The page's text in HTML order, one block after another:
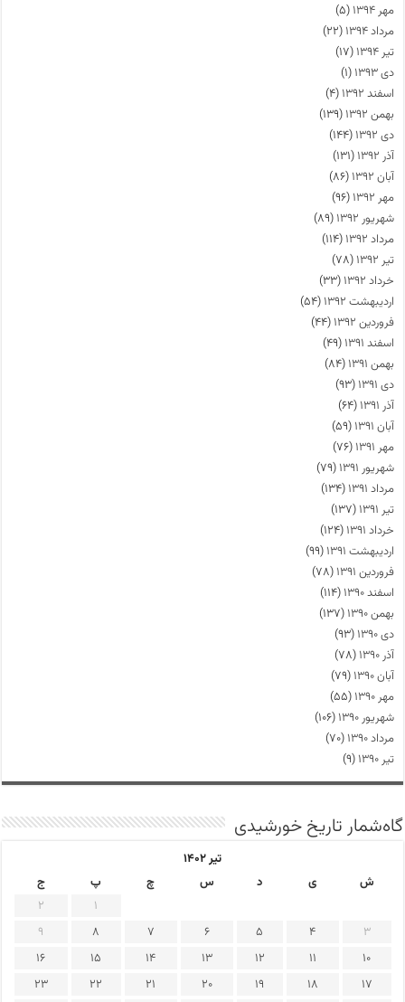
مهر ۱۳۹۴
(۵)
مرداد ۱۳۹۴
(۲۲)
تیر ۱۳۹۴
(۱۷)
دی ۱۳۹۳
(۱)
اسفند ۱۳۹۲
(۴)
بهمن ۱۳۹۲
(۱۳۹)
دی ۱۳۹۲
(۱۴۴)
آذر ۱۳۹۲
(۱۳۱)
آبان ۱۳۹۲
(۸۶)
مهر ۱۳۹۲
(۹۶)
شهریور ۱۳۹۲
(۸۹)
مرداد ۱۳۹۲
(۱۱۴)
تیر ۱۳۹۲
(۷۸)
خرداد ۱۳۹۲
(۳۳)
اردیبهشت ۱۳۹۲
(۵۴)
فروردین ۱۳۹۲
(۴۴)
اسفند ۱۳۹۱
(۴۹)
بهمن ۱۳۹۱
(۸۴)
دی ۱۳۹۱
(۹۳)
آذر ۱۳۹۱
(۶۴)
آبان ۱۳۹۱
(۵۹)
مهر ۱۳۹۱
(۷۶)
شهریور ۱۳۹۱
(۷۹)
مرداد ۱۳۹۱
(۱۳۴)
تیر ۱۳۹۱
(۱۳۷)
خرداد ۱۳۹۱
(۱۲۴)
اردیبهشت ۱۳۹۱
(۹۹)
فروردین ۱۳۹۱
(۷۸)
اسفند ۱۳۹۰
(۱۱۴)
بهمن ۱۳۹۰
(۱۳۷)
دی ۱۳۹۰
(۹۳)
آذر ۱۳۹۰
(۷۸)
آبان ۱۳۹۰
(۷۹)
مهر ۱۳۹۰
(۵۵)
شهریور ۱۳۹۰
(۱۰۶)
مرداد ۱۳۹۰
(۷۰)
تیر ۱۳۹۰
(۹)
گاه‌شمار تاریخ خورشیدی
تیر ۱۴۰۲
ش
ی د س چ پ
ج
1
2
3
4
5
6
7
8
9
10
11
12
13
14
15
16
17
18
19
20
21
22
23